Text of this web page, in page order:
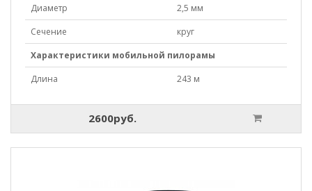
Диаметр
2,5 мм
Сечение
круг
Характеристики мобильной пилорамы
Длина
243 м
2600руб.